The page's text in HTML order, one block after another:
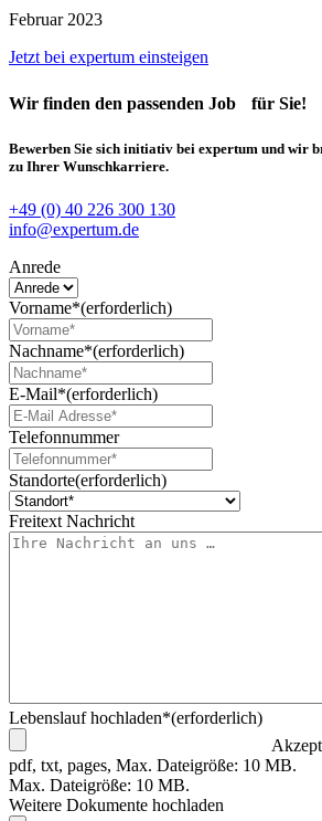
Februar 2023
Jetzt bei expertum einsteigen
Wir finden den passenden Job für Sie!
Bewerben Sie sich initiativ bei expertum und wir
zu Ihrer Wunschkarriere.
+49 (0) 40 226 300 130
info@expertum.de
Anrede
Vorname*(erforderlich)
Nachname*(erforderlich)
E-Mail*(erforderlich)
Telefonnummer
Standorte(erforderlich)
Freitext Nachricht
Lebenslauf hochladen*(erforderlich)
pdf, txt, pages, Max. Dateigröße: 10 MB.
Max. Dateigröße: 10 MB.
Weitere Dokumente hochladen